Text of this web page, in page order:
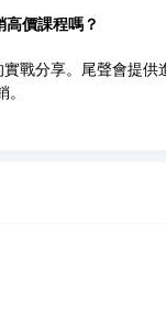
價課程嗎？
戰分享。尾聲會提供